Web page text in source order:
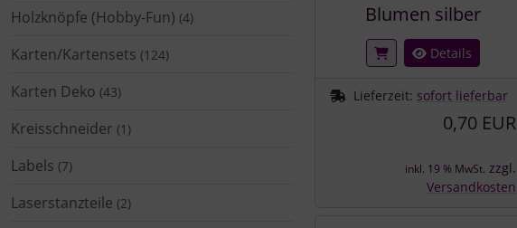
Holzknöpfe (Hobby-Fun) (4)
Karten/Kartensets (124)
Karten Deko (43)
Kreisschneider (1)
Labels (7)
Laserstanzteile (2)
Blumen silber
Details
Lieferzeit: sofort lieferbar
0,70 EUR
inkl. 19 % MwSt. zzgl.
Versandkosten